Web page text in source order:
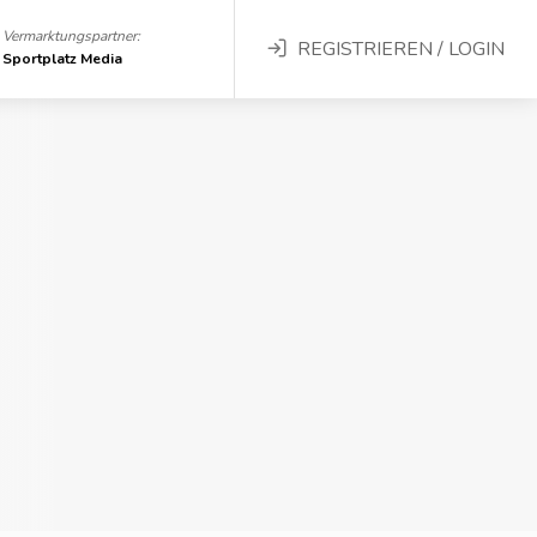
Vermarktungspartner:
Sportplatz Media
REGISTRIEREN / LOGIN